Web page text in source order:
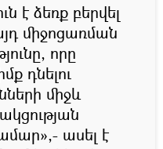
է ձեռք բերվել
միջոցառման
որը
դնելու
միջև
ասել է